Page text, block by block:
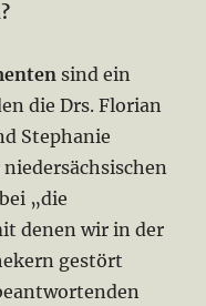
sind ein
die Drs. Florian
Stephanie
„die
denen wir in der
gestört